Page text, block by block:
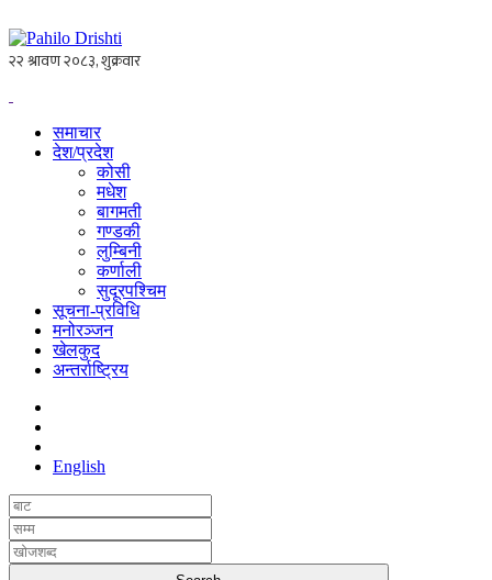
समाचार
देश/प्रदेश
कोसी
मधेश
बागमती
गण्डकी
लुम्बिनी
कर्णाली
सुदूरपश्चिम
सूचना-प्रविधि
मनोरञ्जन
खेलकुद
अन्तर्राष्ट्रिय
English